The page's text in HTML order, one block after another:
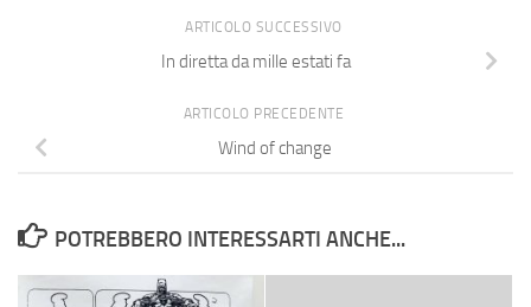
ARTICOLO SUCCESSIVO
In diretta da mille estati fa
ARTICOLO PRECEDENTE
Wind of change
POTREBBERO INTERESSARTI ANCHE...